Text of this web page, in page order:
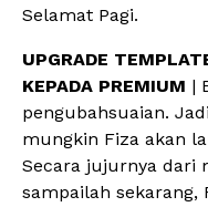
Selamat Pagi.
UPGRADE
KEPADA PREMIUM |
pengubahsuaian.
mungkin Fiza akan
Secara jujurnya dari
sampailah sekarang,